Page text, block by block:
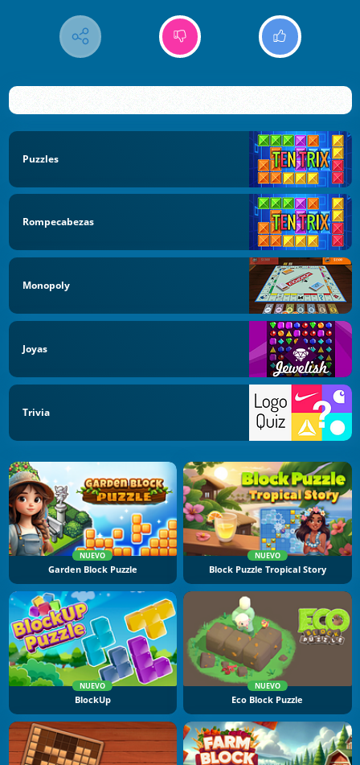
Puzzles
Rompecabezas
Monopoly
Joyas
Trivia
NUEVO
Garden Block Puzzle
NUEVO
Block Puzzle Tropical Story
NUEVO
BlockUp
NUEVO
Eco Block Puzzle